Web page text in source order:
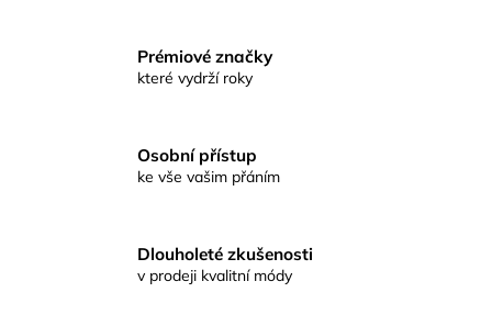
Prémiové značky
které vydrží roky
Osobní přístup
ke vše vašim přáním
Dlouholeté zkušenosti
v prodeji kvalitní módy